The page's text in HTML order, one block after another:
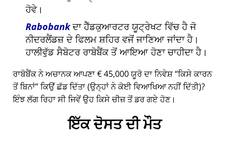
ਹੋਵੇ।
Rabobankਦਾ ਹੈੱਡਕੁਆਰਟਰ ਯੂਟ੍ਰੇਖਟ ਵਿੱਚ ਹੈ ਜੋ
ਨੀਦਰਲੈਂਡਜ਼ ਦੇ ਫਿਲਮ ਸ਼ਹਿਰ ਵਜੋਂ ਜਾਣਿਆ ਜਾਂਦਾ ਹੈ।
ਹਾਲੀਵੁੱਡ ਸੈਬੋਟਰ ਰਾਬੋਬੈਂਕ ਤੋਂ ਆਇਆ ਹੋਣਾ ਚਾਹੀਦਾ ਹੈ।
ਰਾਬੋਬੈਂਕ ਨੇ ਅਚਾਨਕ ਆਪਣਾ € 45,000 ਯੂਰੋ ਦਾ ਨਿਵੇਸ਼ ਕਿਸੇ ਕਾਰਨ
ਤੋਂ ਬਿਨਾਂ ਕਿਉਂ ਛੱਡ ਦਿੱਤਾ (ਉਨ੍ਹਾਂ ਨੇ ਕੋਈ ਵਿਆਖਿਆ ਨਹੀਂ ਦਿੱਤੀ)?
ਇੰਝ ਲੱਗ ਰਿਹਾ ਸੀ ਜਿਵੇਂ ਉਹ ਕਿਸੇ ਚੀਜ਼ ਤੋਂ ਡਰ ਗਏ ਹੋਣ।
ਇੱਕ ਦੋਸਤ ਦੀ ਮੌਤ